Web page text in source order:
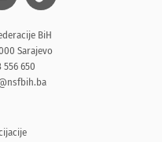
BiH
Sarajevo
556 650